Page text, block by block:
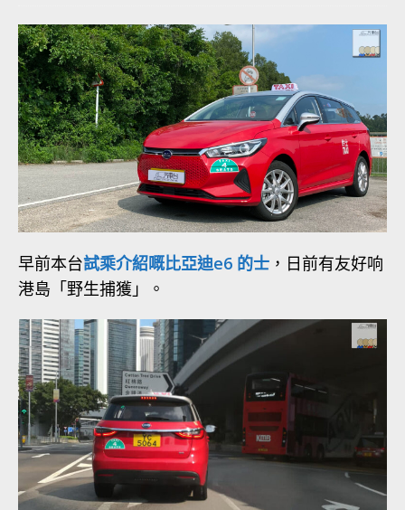
早前本台試乘介紹嘅比亞迪e6 的士 ，日前有友好响
港島「野生捕獲」。